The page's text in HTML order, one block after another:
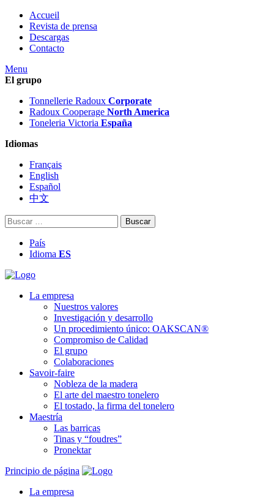
Accueil
Revista de prensa
Descargas
Contacto
Menu
El grupo
Tonnellerie Radoux Corporate
Radoux Cooperage North America
Toneleria Victoria España
Idiomas
Français
English
Español
中文
Buscar:
País
Idioma ES
La empresa
Nuestros valores
Investigación y desarrollo
Un procedimiento único: OAKSCAN®
Compromiso de Calidad
El grupo
Colaboraciones
Savoir-faire
Nobleza de la madera
El arte del maestro tonelero
El tostado, la firma del tonelero
Maestría
Las barricas
Tinas y “foudres”
Pronektar
Principio de página
La empresa